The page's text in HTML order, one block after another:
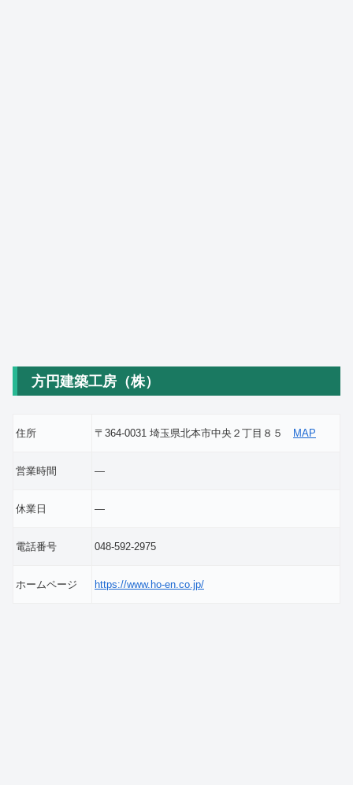
方円建築工房（株）
住所 〒364-0031 埼玉県北本市中央２丁目８５ MAP
営業時間 ―
休業日 ―
電話番号 048-592-2975
ホームページ https://www.ho-en.co.jp/